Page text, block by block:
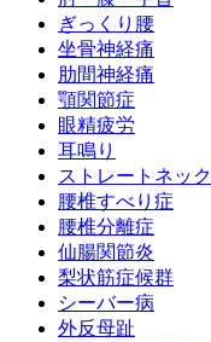
ぎっくり腰
坐骨神経痛
肋間神経痛
顎関節症
眼精疲労
耳鳴り
ストレートネック
腰椎すべり症
腰椎分離症
仙腸関節炎
梨状筋症候群
シーバー病
外反母趾